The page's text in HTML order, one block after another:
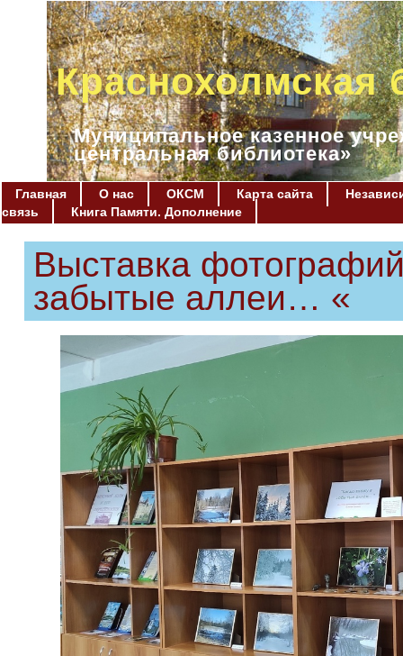
Краснохолмская
Муниципальное казенное
центральная библиотека»
Главная О нас ОКСМ Карта сайта
связь
Книга Памяти. Дополнение
Выставка
забытые аллеи… «